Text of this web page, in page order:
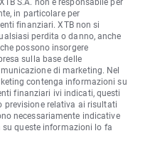
in particolare per
finanziari. XTB non si
perdita o danno, anche
possono insorgere
sulla base delle
di marketing. Nel
contenga informazioni su
finanziari ivi indicati, questi
relativa ai risultati
necessariamente indicative
queste informazioni lo fa